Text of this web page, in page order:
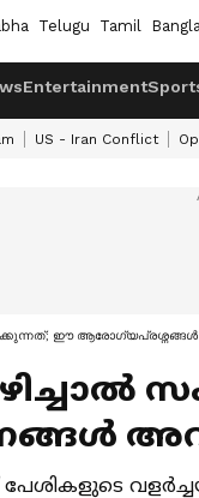
Telugu Tamil Bangla
Entertainment
US - Iran Conflict
ഈ ആരോഗ്യപ്രശ്നങ്ങൾ